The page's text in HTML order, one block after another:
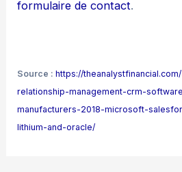
formulaire de contact.
Source :https://
relationship-management-crm-
manufacturers-2018-microsoft-
lithium-and-oracle/